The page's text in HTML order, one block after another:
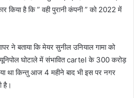
किया है कि ” वही पुरानी कंपनी ” को 2022 में
ने बताया कि मेयर सुनील उनियाल गामा को
घोटाले में संभावित cartel के 300 करोड़
था किन्तु आज 4 महीने बाद भी इस पर नगर
है।